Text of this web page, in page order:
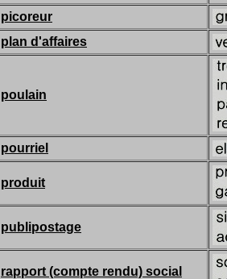
picoreur
plan d'affaires
poulain
pourriel
produit
publipostage
rapport (compte rendu) social